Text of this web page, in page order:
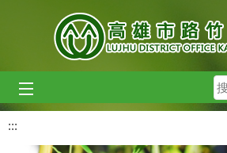
跳到主要內容區塊
:::